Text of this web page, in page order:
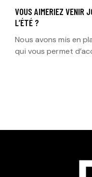
VOUS AIMERIEZ VENIR
L’ÉTÉ ?
Nous avons mis en
qui vous permet